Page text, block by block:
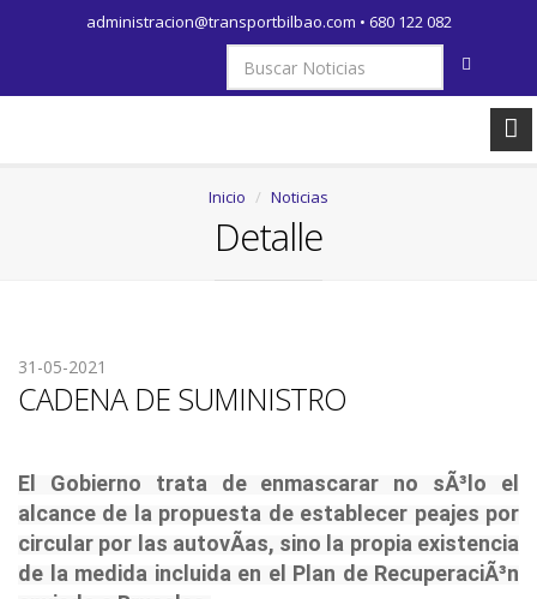
administracion@transportbilbao.com • 680 122 082
Inicio Noticias
Detalle
31-05-2021
CADENA DE SUMINISTRO
El Gobierno trata de enmascarar no sÃ³lo el
alcance de la propuesta de establecer peajes por
circular por las autovÃ­as, sino la propia existencia
de la medida incluida en el Plan de RecuperaciÃ³n